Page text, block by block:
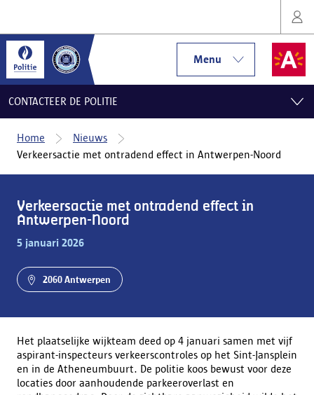
Menu
CONTACTEER DE POLITIE
Home
Nieuws
Verkeersactie met ontradend effect in Antwerpen-Noord
Verkeersactie met ontradend effect in
Antwerpen-Noord
5 januari 2026
2060 Antwerpen
Het plaatselijke wijkteam deed op 4 januari samen met vijf
aspirant-inspecteurs verkeerscontroles op het Sint-Jansplein
en in de Atheneumbuurt. De politie koos bewust voor deze
locaties door aanhoudende parkeeroverlast en